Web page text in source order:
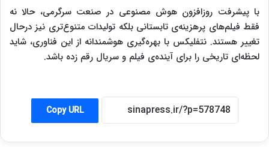
با پیشرفت روزافزون هوش مصنوعی در صنعت سرگرمی، حالا نه
فقط فیلم‌های پرهزینه‌ی تابستانی بلکه تولیدات متنوع‌تری نیز درحال
تغییر هستند. نتفلیکس با بهره‌گیری هوشمندانه از این فناوری، شاید
لحظه‌ای تاریخی را برای آینده‌ی فیلم و سریال رقم زده باشد.
Copy URL